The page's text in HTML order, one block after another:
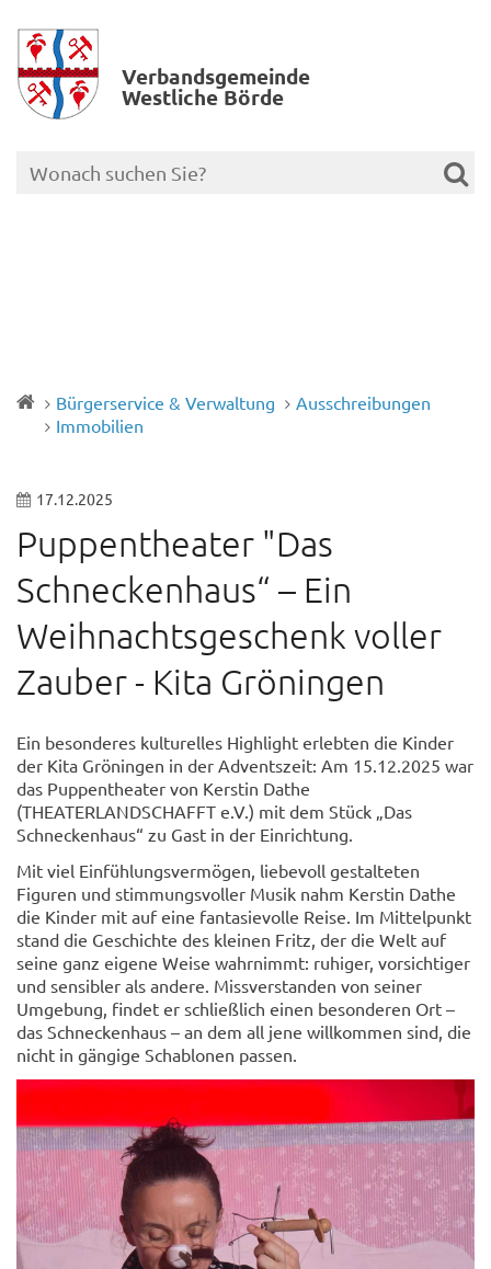
Verbands­gemeinde
Westliche Börde
Bürgerservice & Verwaltung
Ausschreibungen
Immobilien
17.12.2025
Puppentheater "Das
Schneckenhaus“ – Ein
Weihnachtsgeschenk voller
Zauber - Kita Gröningen
Ein besonderes kulturelles Highlight erlebten die Kinder
der Kita Gröningen in der Adventszeit: Am 15.12.2025 war
das Puppentheater von Kerstin Dathe
(THEATERLANDSCHAFFT e.V.) mit dem Stück „Das
Schneckenhaus“ zu Gast in der Einrichtung.
Mit viel Einfühlungsvermögen, liebevoll gestalteten
Figuren und stimmungsvoller Musik nahm Kerstin Dathe
die Kinder mit auf eine fantasievolle Reise. Im Mittelpunkt
stand die Geschichte des kleinen Fritz, der die Welt auf
seine ganz eigene Weise wahrnimmt: ruhiger, vorsichtiger
und sensibler als andere. Missverstanden von seiner
Umgebung, findet er schließlich einen besonderen Ort –
das Schneckenhaus – an dem all jene willkommen sind, die
nicht in gängige Schablonen passen.